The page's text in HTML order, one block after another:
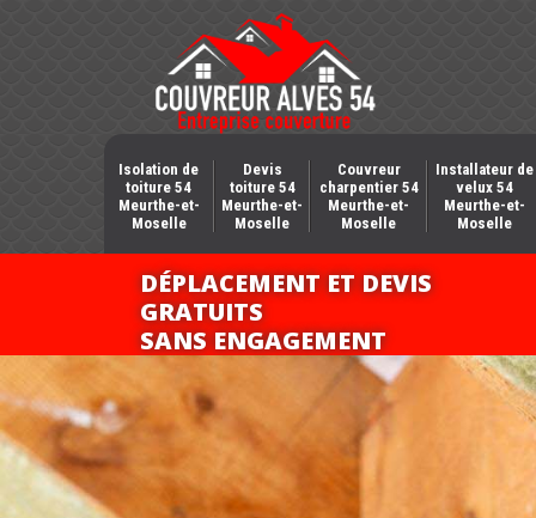
Isolation de
toiture 54
Meurthe-et-
Moselle
Devis
toiture 54
Meurthe-et-
Moselle
Couvreur
charpentier 54
Meurthe-et-
Moselle
Installateur de
velux 54
Meurthe-et-
Moselle
DÉPLACEMENT ET DEVIS
GRATUITS
SANS ENGAGEMENT